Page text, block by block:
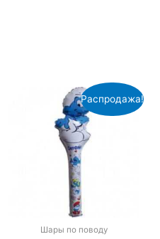
Распродажа!
Шары по поводу